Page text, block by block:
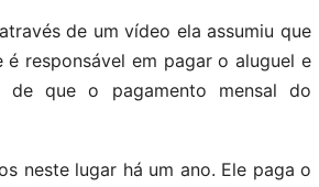
de um vídeo ela assumiu que
responsável em pagar o aluguel e
que o pagamento mensal do
neste lugar há um ano. Ele paga o